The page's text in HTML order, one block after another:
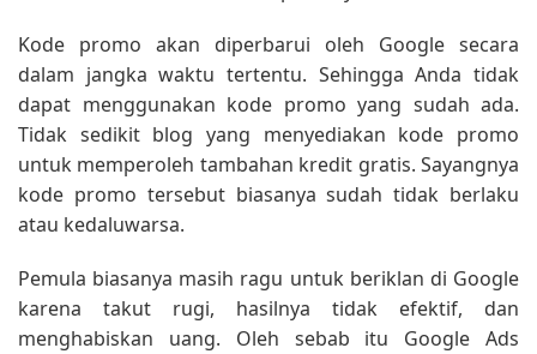
Kode promo akan diperbarui oleh Google secara
dalam jangka waktu tertentu. Sehingga Anda tidak
dapat menggunakan kode promo yang sudah ada.
Tidak sedikit blog yang menyediakan kode promo
untuk memperoleh tambahan kredit gratis. Sayangnya
kode promo tersebut biasanya sudah tidak berlaku
atau kedaluwarsa.
Pemula biasanya masih ragu untuk beriklan di Google
karena takut rugi, hasilnya tidak efektif, dan
menghabiskan uang. Oleh sebab itu Google Ads